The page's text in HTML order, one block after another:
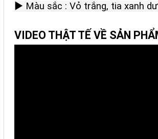
► Màu sắc : Vỏ trắng, tia xanh
VIDEO THẬT TẾ VỀ SẢN